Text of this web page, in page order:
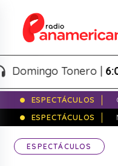
Tonero |
ESPECTÁCULOS
ESPECTÁCULOS
ESPECTÁCULOS